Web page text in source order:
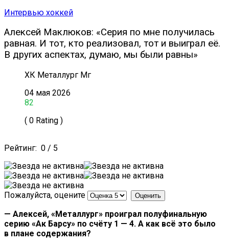
Интервью хоккей
Алексей Маклюков: «Серия по мне получилась
равная. И тот, кто реализовал, тот и выиграл её.
В других аспектах, думаю, мы были равны»
ХК Металлург Мг
04 мая 2026
82
( 0 Rating )
Рейтинг: 0 / 5
Пожалуйста, оцените
— Алексей, «Металлург» проиграл полуфинальную
серию «Ак Барсу» по счёту 1 — 4. А как всё это было
в плане содержания?